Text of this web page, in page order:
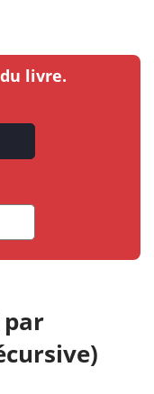
livre.
par